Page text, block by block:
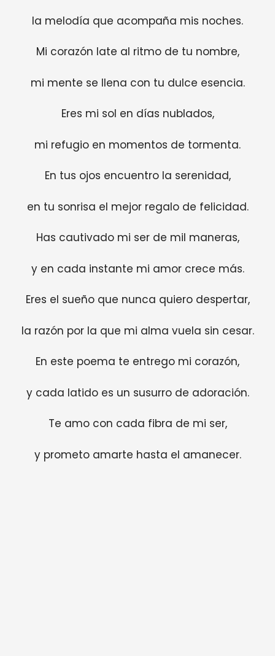
la melodía que acompaña mis noches.
Mi corazón late al ritmo de tu nombre,
mi mente se llena con tu dulce esencia.
Eres mi sol en días nublados,
mi refugio en momentos de tormenta.
En tus ojos encuentro la serenidad,
en tu sonrisa el mejor regalo de felicidad.
Has cautivado mi ser de mil maneras,
y en cada instante mi amor crece más.
Eres el sueño que nunca quiero despertar,
la razón por la que mi alma vuela sin cesar.
En este poema te entrego mi corazón,
y cada latido es un susurro de adoración.
Te amo con cada fibra de mi ser,
y prometo amarte hasta el amanecer.